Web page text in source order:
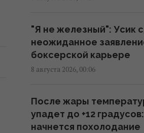
Сербии
15:57 суббота, 08 августа 2026
раскрыли подробности
15:31 суббота, 08 августа 2026
"Я не железный": Усик
неожиданное
боксерской карьере
8 августа 2026, 00:06
После жары
упадет до +12
начнется похолодание